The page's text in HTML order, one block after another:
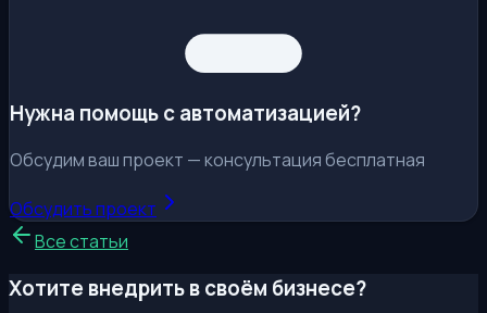
Нужна помощь с автоматизацией?
Обсудим ваш проект — консультация бесплатная
Обсудить проект
Все статьи
Хотите внедрить в своём бизнесе?